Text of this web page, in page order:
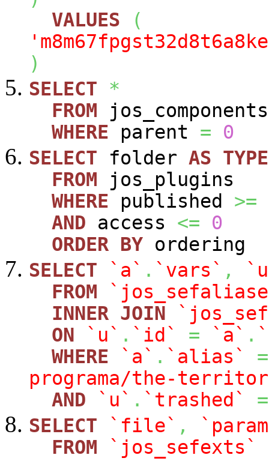
VALUES
(
)
SELECT
*
FROM jos_components
WHERE parent =
0
SELECT folder AS TYPE
FROM jos_plugins
WHERE published >=
AND access <=
0
ORDER BY ordering
SELECT
`a` . `vars` ,
FROM
INNER JOIN
ON
`u` . `id` = `a` .
WHERE
`a` . `alias`
=
programa/the-
AND
`u` . `trashed`
=
SELECT
`file` ,
FROM
`jos_sefexts`